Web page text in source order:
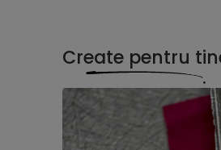
Create pentru